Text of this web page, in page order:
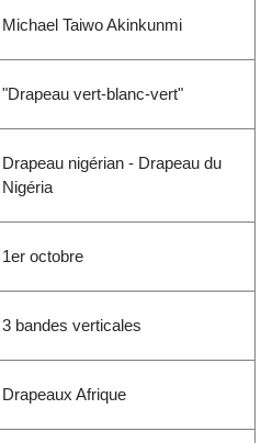
Michael Taiwo Akinkunmi
"Drapeau vert-blanc-vert"
Drapeau nigérian - Drapeau du
Nigéria
1er octobre
3 bandes verticales
Drapeaux Afrique